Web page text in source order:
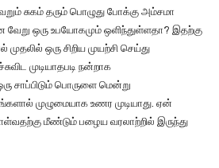
சுகம் தரும் பொழுது போக்கு அம்சமா
ஒரு உபயோகமும் ஒளிந்துள்ளதா? இதற்கு
ஒரு சிறிய முயற்சி செய்து
முடியாதபடி நன்றாக
சாப்பிடும் பொருளை மென்று
முழுமையாக உணர முடியாது. ஏன்
மீண்டும் பழைய வரலாற்றில் இருந்து